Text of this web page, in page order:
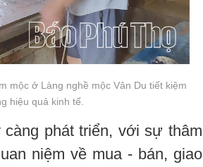
mộc ở Làng nghề mộc Vân Du tiết kiệm
hiệu quả kinh tế.
càng phát triển, với sự thâm
niệm về mua - bán, giao